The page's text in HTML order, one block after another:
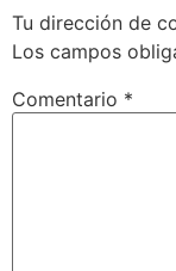
Tu dirección de
Los campos
Comentario *